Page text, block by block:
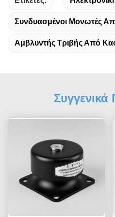
Συνδυασμένοι Μονωτές
Αμβλυντής Τριβής Από
Συγγενικά